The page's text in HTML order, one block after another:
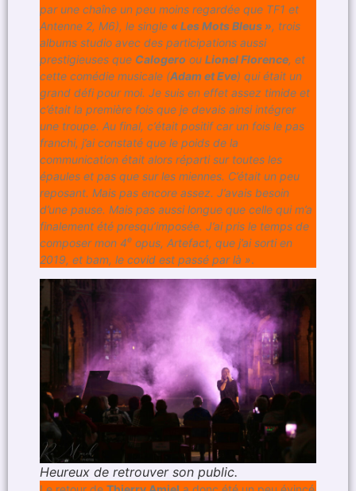
par une chaîne un peu moins regardée que TF1 et
Antenne 2, M6), le single « Les Mots Bleus », trois
albums studio avec des participations aussi
prestigieuses que Calogero ou Lionel Florence, et
cette comédie musicale (Adam et Eve) qui était un
grand défi pour moi. Je suis en effet assez timide et
c’était la première fois que je devais ainsi intégrer
une troupe. Au final, c’était positif car un fois le pas
franchi, j’ai constaté que le poids de la
communication était alors réparti sur toutes les
épaules et pas que sur les miennes. C’était un peu
reposant. Mais pas encore assez. J’avais besoin
d’une pause. Mais pas aussi longue que celle qui m’a
finalement été presqu’imposée. J’ai pris le temps de
composer mon 4e opus, Artefact, que j’ai sorti en
2019, et bam, le covid est passé par là ».
Heureux de retrouver son public.